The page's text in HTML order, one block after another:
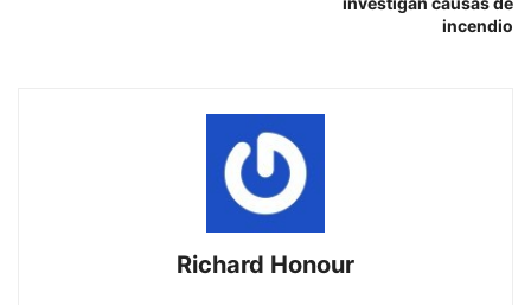
incendio
Richard Honour